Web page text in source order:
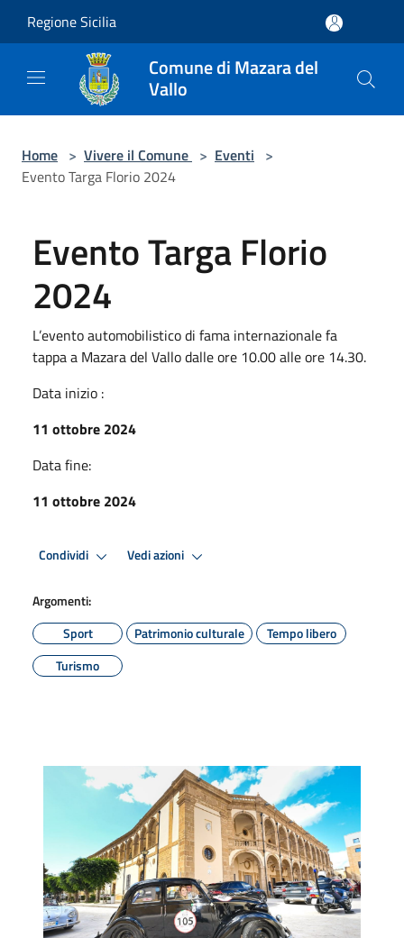
Regione Sicilia
Comune di Mazara del
Vallo
Home > Vivere il Comune > Eventi >
Evento Targa Florio 2024
Evento Targa Florio
2024
L’evento automobilistico di fama internazionale fa
tappa a Mazara del Vallo dalle ore 10.00 alle ore 14.30.
Data inizio :
11 ottobre 2024
Data fine:
11 ottobre 2024
Condividi Vedi azioni
Argomenti:
Sport
Patrimonio culturale
Tempo libero
Turismo